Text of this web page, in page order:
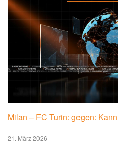
Milan – FC Turin: gegen:
21. März 2026